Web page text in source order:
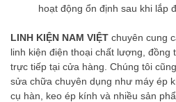
hoạt động ổn định sau khi lắp
LINH KIỆN NAM VIỆT chuyên cung
linh kiện điện thoại chất lượng, đồng
trực tiếp tại cửa hàng. Chúng tôi
sửa chữa chuyên dụng như máy ép
cụ hàn, keo ép kính và nhiều sản